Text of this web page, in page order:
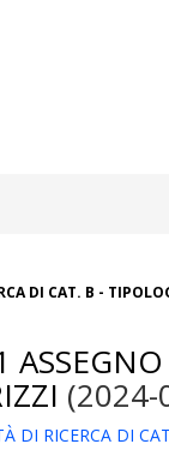
DI CAT. B -
DI RICERCA DI